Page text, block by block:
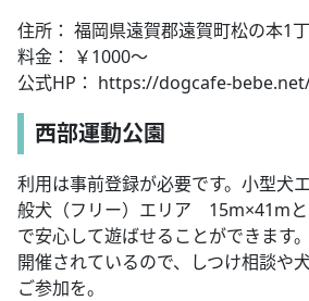
住所： 福岡県遠賀郡遠賀町松の本1
料金： ￥1000～
公式HP： https://dogcafe-
西部運動公園
利用は事前登録が必要です。小型犬
般犬（フリー）エリア 15m×41mと
で安心して遊ばせることができます
開催されているので、しつけ相談や
ご参加を。